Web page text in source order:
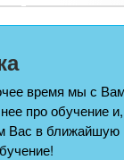
время мы с
про обучение
Вас в ближайшую